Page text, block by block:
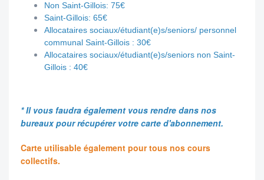
Non Saint-Gillois: 75€
Saint-Gillois: 65€
Allocataires sociaux/étudiant(e)s/seniors/ personnel
communal Saint-Gillois : 30€
Allocataires sociaux/étudiant(e)s/seniors non Saint-
Gillois : 40€
* Il vous faudra également vous rendre dans nos
bureaux pour récupérer votre carte d'abonnement.
Carte utilisable également pour tous nos cours
collectifs.